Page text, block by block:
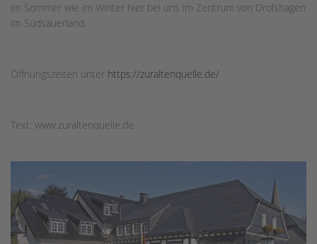
im Sommer wie im Winter hier bei uns im Zentrum von Drolshagen
im Südsauerland.
Öffnungszeiten unter https://zuraltenquelle.de/
Text: www.zuraltenquelle.de